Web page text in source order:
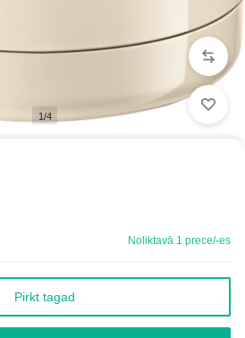
1/4
Noliktavā 1 prece/-es
Pirkt tagad